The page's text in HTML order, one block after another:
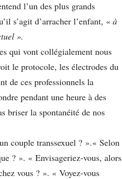
l’un des plus grands
s’agit d’arracher l’enfant, « à
».
qui vont collégialement nous
le protocole, les électrodes du
de ces professionnels la
pendant une heure à des
briser la spontanéité de nos
couple transsexuel ? ».« Selon
? ». « Envisageriez-vous, alors
vous ? ». « Voyez-vous